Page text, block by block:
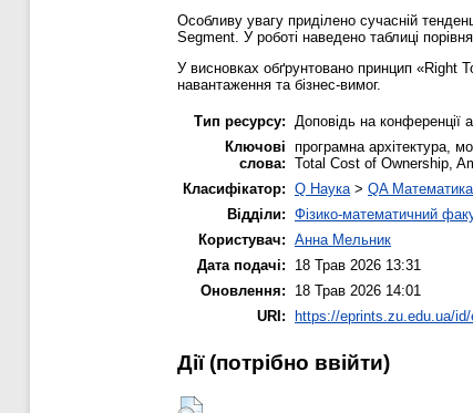
Особливу увагу приділено сучасній
Segment. У роботі наведено таблиці
У висновках обґрунтовано принцип «Right
навантаження та бізнес-вимог.
Тип ресурсу: Доповідь на конференції
Ключові
слова:
програмна архітектура,
Total Cost of Ownership,
Класифікатор: Q Наука> QA Математика
Відділи: Фізико-математичний
Користувач: Анна Мельник
Дата подачі:
18 Трав 2026 13:31
Оновлення:
18 Трав 2026 14:01
URI:
https://eprints.zu.edu.ua/
Дії ​​(потрібно ввійти)